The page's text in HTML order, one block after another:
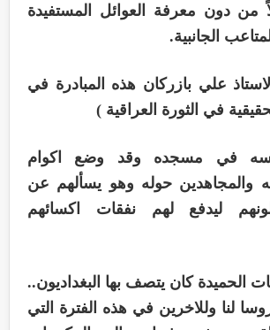
من دون معرفة العوائل المستفيدة
الجانبية.
علي بازركان هذه المبادرة في
في الثورة العراقية )
في مسجده وقد وضع اكوام
والمجاهدين حوله وهو يسألهم عن
ليدفع لهم نفقات اكسائهم
الحميدة كان يتصف بها البغداديون..
لنا وللاخرين في هذه الفترة التي